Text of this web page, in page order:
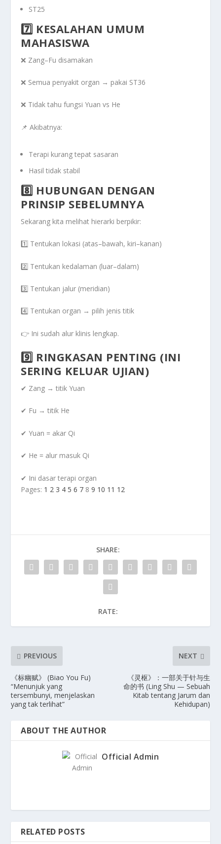
ST25
7️⃣ KESALAHAN UMUM
MAHASISWA
❌ Zang–Fu disamakan
❌ Semua penyakit organ → pakai ST36
❌ Tidak tahu fungsi Yuan vs He
📌 Akibatnya:
Terapi kurang tepat sasaran
Hasil tidak stabil
8️⃣ HUBUNGAN DENGAN
PRINSIP SEBELUMNYA
Sekarang kita melihat hierarki berpikir:
1️⃣ Tentukan lokasi (atas–bawah, kiri–kanan)
2️⃣ Tentukan kedalaman (luar–dalam)
3️⃣ Tentukan jalur (meridian)
4️⃣ Tentukan organ → pilih jenis titik
👉 Ini sudah alur klinis lengkap.
9️⃣ RINGKASAN PENTING (INI
SERING KELUAR UJIAN)
✔ Zang → titik Yuan
✔ Fu → titik He
✔ Yuan = akar Qi
✔ He = alur masuk Qi
✔ Ini dasar terapi organ
Pages: 1 2 3 4 5 6 7 8 9 10 11 12
SHARE:
RATE:
PREVIOUS
《标幽赋》 (Biao You Fu)
“Menunjuk yang
tersembunyi, menjelaskan
yang tak terlihat”
NEXT
《灵枢》：一部关于针与生
命的书 (Ling Shu — Sebuah
Kitab tentang Jarum dan
Kehidupan)
ABOUT THE AUTHOR
Official Admin
RELATED POSTS